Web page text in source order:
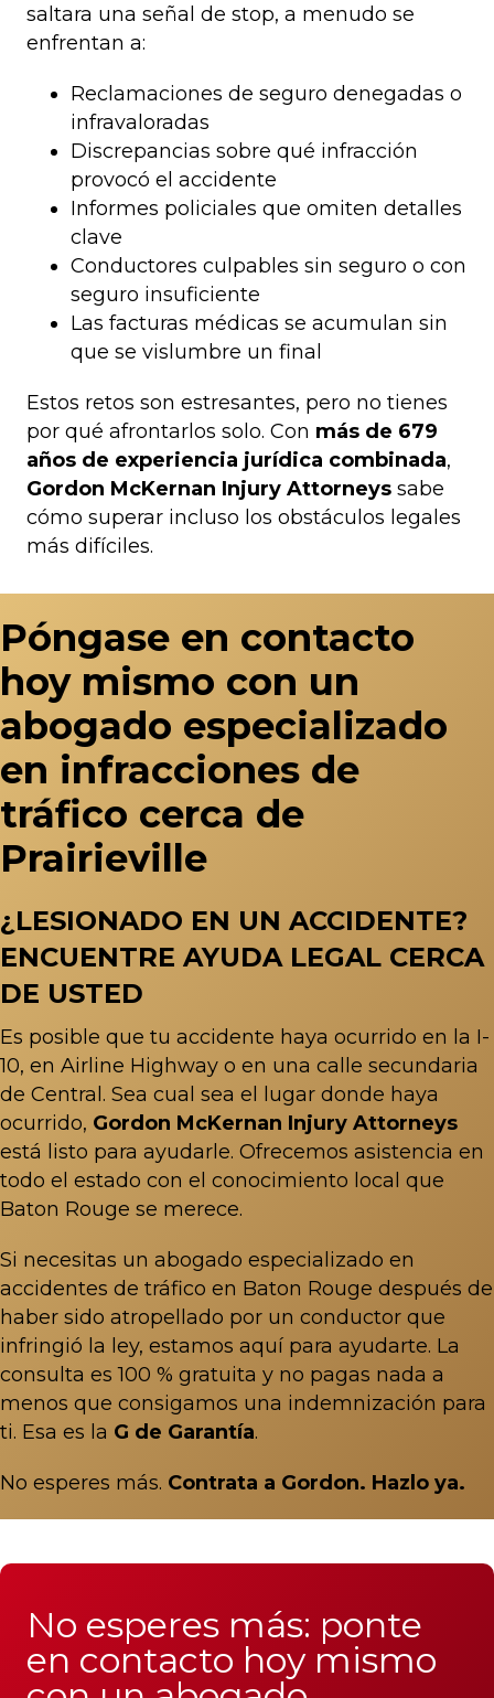
saltara una señal de stop, a menudo se
enfrentan a:
Reclamaciones de seguro denegadas o
infravaloradas
Discrepancias sobre qué infracción
provocó el accidente
Informes policiales que omiten detalles
clave
Conductores culpables sin seguro o con
seguro insuficiente
Las facturas médicas se acumulan sin
que se vislumbre un final
Estos retos son estresantes, pero no tienes
por qué afrontarlos solo. Con más de 679
años de experiencia jurídica combinada,
Gordon McKernan Injury Attorneys sabe
cómo superar incluso los obstáculos legales
más difíciles.
Póngase en contacto
hoy mismo con un
abogado especializado
en infracciones de
tráfico cerca de
Prairieville
¿LESIONADO EN UN ACCIDENTE?
ENCUENTRE AYUDA LEGAL CERCA
DE USTED
Es posible que tu accidente haya ocurrido en la I-
10, en Airline Highway o en una calle secundaria
de Central. Sea cual sea el lugar donde haya
ocurrido, Gordon McKernan Injury Attorneys
está listo para ayudarle. Ofrecemos asistencia en
todo el estado con el conocimiento local que
Baton Rouge se merece.
Si necesitas un abogado especializado en
accidentes de tráfico en Baton Rouge después de
haber sido atropellado por un conductor que
infringió la ley, estamos aquí para ayudarte. La
consulta es 100 % gratuita y no pagas nada a
menos que consigamos una indemnización para
ti. Esa es la G de Garantía.
No esperes más. Contrata a Gordon. Hazlo ya.
No esperes más: ponte
en contacto hoy mismo